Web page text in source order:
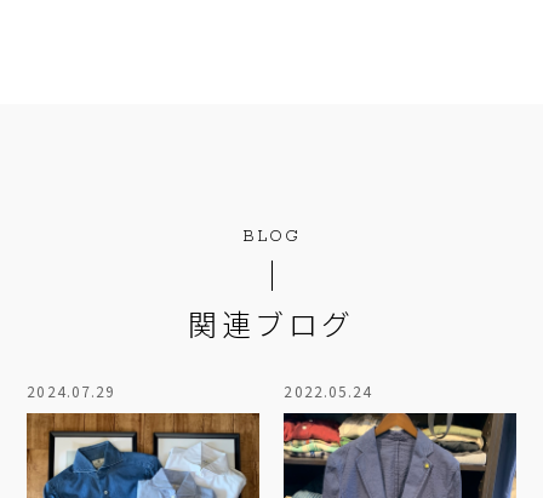
BLOG
関連ブログ
2024.07.29 2022.05.24